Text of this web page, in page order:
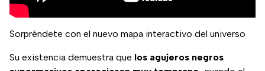
Sorpréndete con el nuevo mapa interactivo del universo
Su existencia demuestra que los agujeros negros